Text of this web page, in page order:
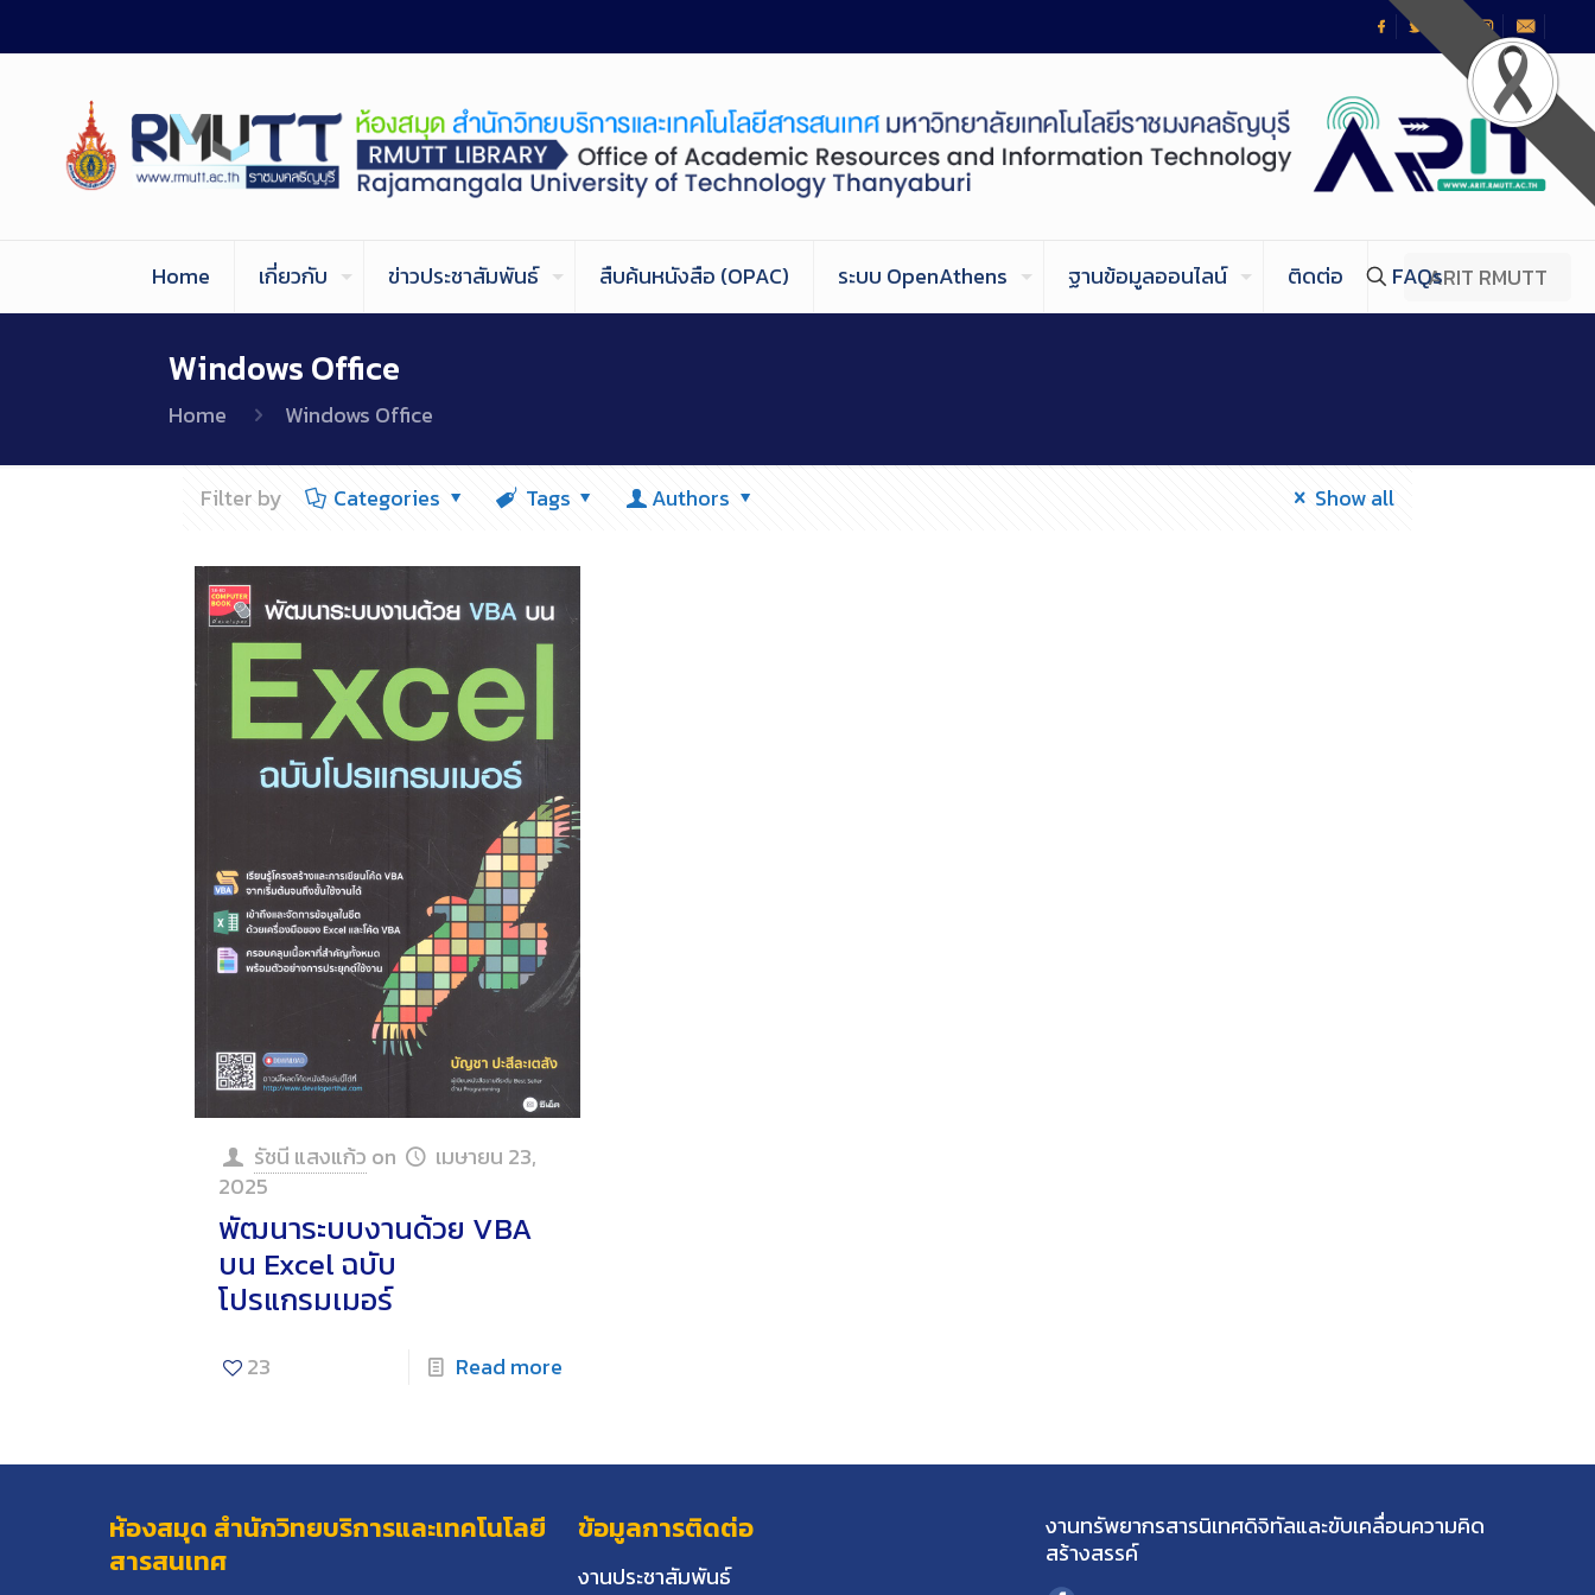
Home เกี่ยวกับ ข่าวประชาสัมพันธ์ สืบค้นหนังสือ (OPAC) ระบบ OpenAthens ฐานข้อมูลออนไลน์ ติดต่อ FAQsARIT RMUTT
Windows Office
Home Windows Office
Filter by Categories Tags Authors Show all
รัชนี แสงแก้ว on
เมษายน 23,
2025
พัฒนาระบบงานด้วย VBA
บน Excel ฉบับ
โปรแกรมเมอร์
23 Read more
ห้องสมุด สำนักวิทยบริการและเทคโนโลยี
สารสนเทศ
ข้อมูลการติดต่อ
งานประชาสัมพันธ์
งานทรัพยากรสารนิเทศดิจิทัลและขับเคลื่อนความคิด
สร้างสรรค์